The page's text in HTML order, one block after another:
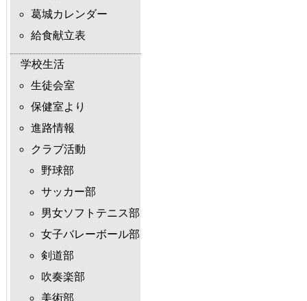
葛城カレンダー
給食献立表
学校生活
生徒会室
保健室より
進路情報
クラブ活動
野球部
サッカー部
男女ソフトテニス部
女子バレーボール部
剣道部
吹奏楽部
美術部